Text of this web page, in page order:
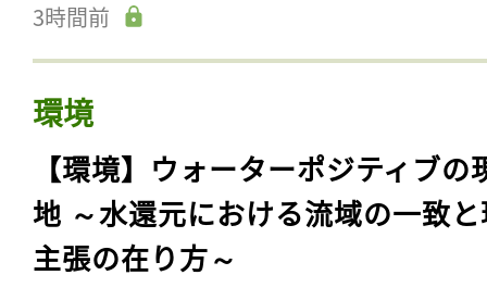
3時間前
環境
【環境】ウォーターポジティブの
地 ～水還元における流域の一致
主張の在り方～